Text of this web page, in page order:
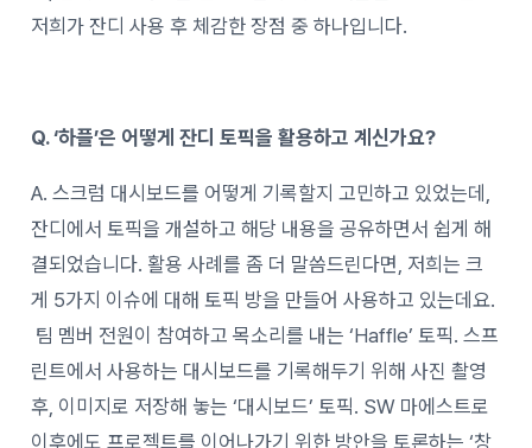
저희가 잔디 사용 후 체감한 장점 중 하나입니다.
Q. ‘하플’은 어떻게 잔디 토픽을 활용하고 계신가요?
A. 스크럼 대시보드를 어떻게 기록할지 고민하고 있었는데,
잔디에서 토픽을 개설하고 해당 내용을 공유하면서 쉽게 해
결되었습니다. 활용 사례를 좀 더 말씀드린다면, 저희는 크
게 5가지 이슈에 대해 토픽 방을 만들어 사용하고 있는데요.
팀 멤버 전원이 참여하고 목소리를 내는 ‘Haffle’ 토픽. 스프
린트에서 사용하는 대시보드를 기록해두기 위해 사진 촬영
후, 이미지로 저장해 놓는 ‘대시보드’ 토픽. SW 마에스트로
이후에도 프로젝트를 이어나가기 위한 방안을 토론하는 ‘창